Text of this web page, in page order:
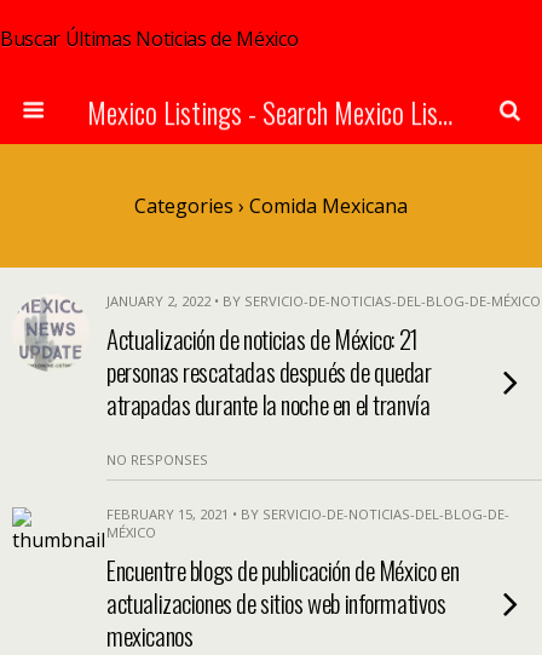
Buscar Últimas Noticias de México
Mexico Listings - Search Mexico Listings Online
Categories › Comida Mexicana
JANUARY 2, 2022 • BY SERVICIO-DE-NOTICIAS-DEL-BLOG-DE-MÉXICO
Actualización de noticias de México: 21
personas rescatadas después de quedar
atrapadas durante la noche en el tranvía
NO RESPONSES
FEBRUARY 15, 2021 • BY SERVICIO-DE-NOTICIAS-DEL-BLOG-DE-
MÉXICO
Encuentre blogs de publicación de México en
actualizaciones de sitios web informativos
mexicanos